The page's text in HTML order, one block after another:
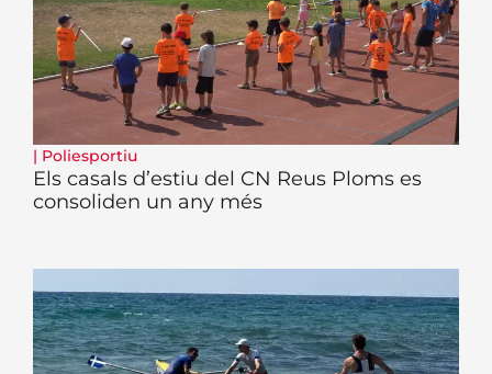
| Poliesportiu
Els casals d’estiu del CN Reus Ploms es
consoliden un any més